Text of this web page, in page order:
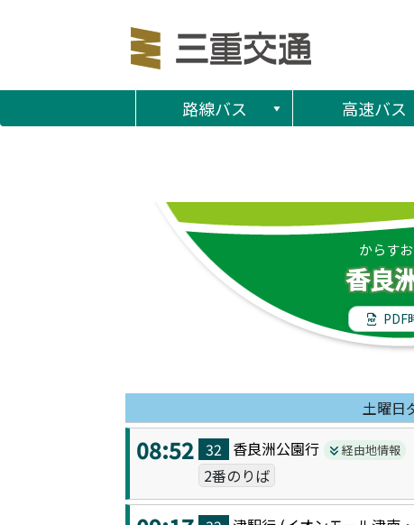
路線バス 高速バス
からす
香良
PDF
土曜日
08:52 32 香良洲公園行 経由地情報
2番のりば